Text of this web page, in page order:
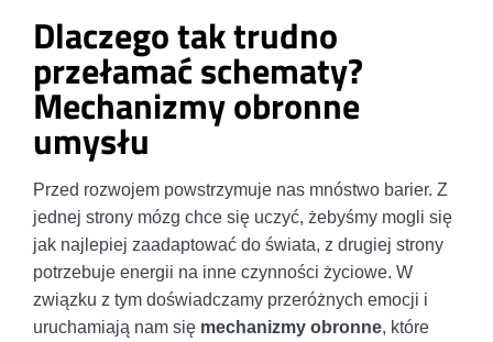
Dlaczego tak trudno
przełamać schematy?
Mechanizmy obronne
umysłu
Przed rozwojem powstrzymuje nas mnóstwo barier. Z
jednej strony mózg chce się uczyć, żebyśmy mogli się
jak najlepiej zaadaptować do świata, z drugiej strony
potrzebuje energii na inne czynności życiowe. W
związku z tym doświadczamy przeróżnych emocji i
uruchamiają nam się mechanizmy obronne, które